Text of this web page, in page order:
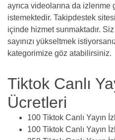
ayrıca videolarına da
istemektedir. Takipdestek
içinde hizmet sunmaktadır.
sayınızı yükseltmek
kategorimize göz atabilirsiniz.
Tiktok Canlı
Ücretleri
100 Tiktok Canlı Yayın
100 Tiktok Canlı Yayın